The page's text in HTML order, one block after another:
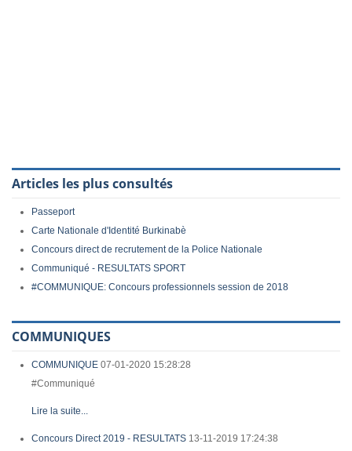
Articles les plus consultés
Passeport
Carte Nationale d'Identité Burkinabè
Concours direct de recrutement de la Police Nationale
Communiqué - RESULTATS SPORT
#COMMUNIQUE: Concours professionnels session de 2018
COMMUNIQUES
COMMUNIQUE 07-01-2020 15:28:28
#Communiqué
Lire la suite...
Concours Direct 2019 - RESULTATS 13-11-2019 17:24:38